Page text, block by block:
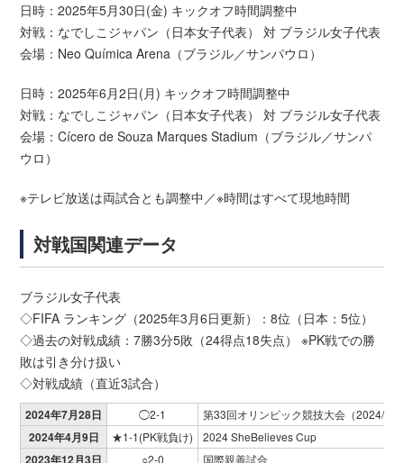
日時：2025年5月30日(金) キックオフ時間調整中
対戦：なでしこジャパン（日本女子代表） 対 ブラジル女子代表
会場：Neo Química Arena（ブラジル／サンパウロ）
日時：2025年6月2日(月) キックオフ時間調整中
対戦：なでしこジャパン（日本女子代表） 対 ブラジル女子代表
会場：Cícero de Souza Marques Stadium（ブラジル／サンパ
ウロ）
※テレビ放送は両試合とも調整中／※時間はすべて現地時間
対戦国関連データ
ブラジル女子代表
◇FIFA ランキング（2025年3月6日更新）：8位（日本：5位）
◇過去の対戦成績：7勝3分5敗（24得点18失点） ※PK戦での勝
敗は引き分け扱い
◇対戦成績（直近3試合）
2024年7月28日 ◯2-1 第33回オリンピック競技大会（2024/パ
2024年4月9日 ★1-1(PK戦負け) 2024 SheBelieves Cup
2023年12月3日 ○2-0 国際親善試合